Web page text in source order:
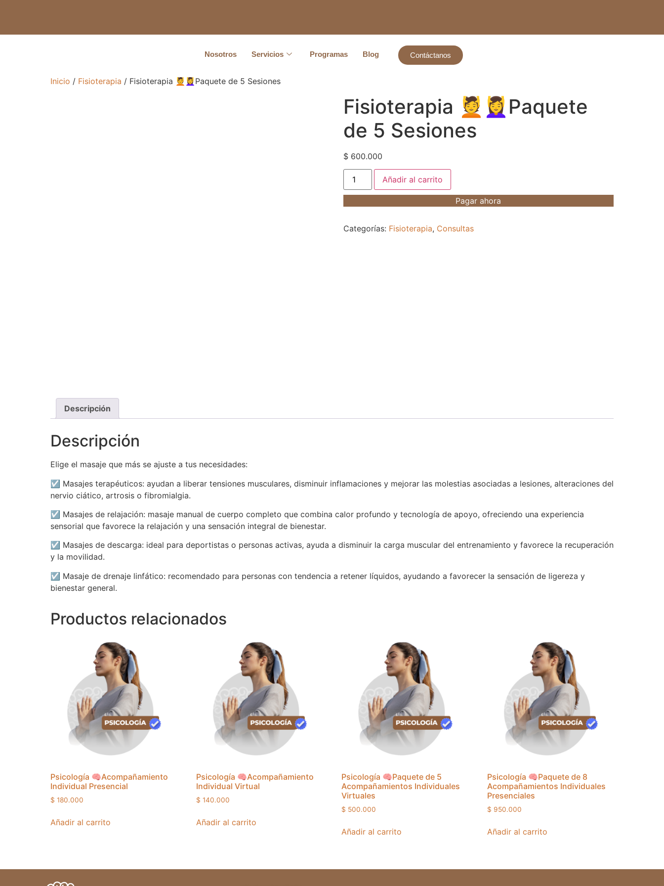
Nosotros Servicios Programas Blog Contáctanos
Inicio / Fisioterapia / Fisioterapia 💆💆‍♀️Paquete de 5 Sesiones
Fisioterapia 💆💆‍♀️Paquete
de 5 Sesiones
$600.000
Añadir al carrito
Pagar ahora
Categorías: Fisioterapia, Consultas
Descripción
Descripción
Elige el masaje que más se ajuste a tus necesidades:
☑️ Masajes terapéuticos: ayudan a liberar tensiones musculares, disminuir inflamaciones y mejorar las molestias asociadas a lesiones, alteraciones del
nervio ciático, artrosis o fibromialgia.
☑️ Masajes de relajación: masaje manual de cuerpo completo que combina calor profundo y tecnología de apoyo, ofreciendo una experiencia
sensorial que favorece la relajación y una sensación integral de bienestar.
☑️ Masajes de descarga: ideal para deportistas o personas activas, ayuda a disminuir la carga muscular del entrenamiento y favorece la recuperación
y la movilidad.
☑️ Masaje de drenaje linfático: recomendado para personas con tendencia a retener líquidos, ayudando a favorecer la sensación de ligereza y
bienestar general.
Productos relacionados
Psicología 🧠Acompañamiento
Individual Presencial
$ 180.000
Añadir al carrito
Psicología 🧠Acompañamiento
Individual Virtual
$ 140.000
Añadir al carrito
Psicología 🧠Paquete de 5
Acompañamientos Individuales
Virtuales
$ 500.000
Añadir al carrito
Psicología 🧠Paquete de 8
Acompañamientos Individuales
Presenciales
$ 950.000
Añadir al carrito